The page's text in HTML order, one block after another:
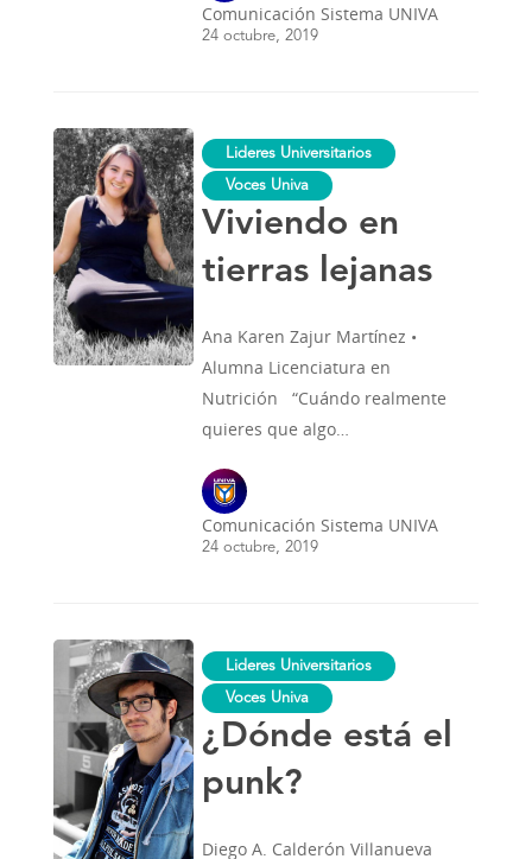
Comunicación Sistema UNIVA
24 octubre, 2019
Viviendo
en
tierras
lejanas
Lideres Universitarios
Voces Univa
Viviendo en
tierras lejanas
Ana Karen Zajur Martínez •
Alumna Licenciatura en
Nutrición “Cuándo realmente
quieres que algo…
Comunicación Sistema UNIVA
24 octubre, 2019
¿Dónde
está
el
punk?
Lideres Universitarios
Voces Univa
¿Dónde está el
punk?
Diego A. Calderón Villanueva